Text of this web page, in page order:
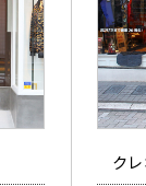
ク